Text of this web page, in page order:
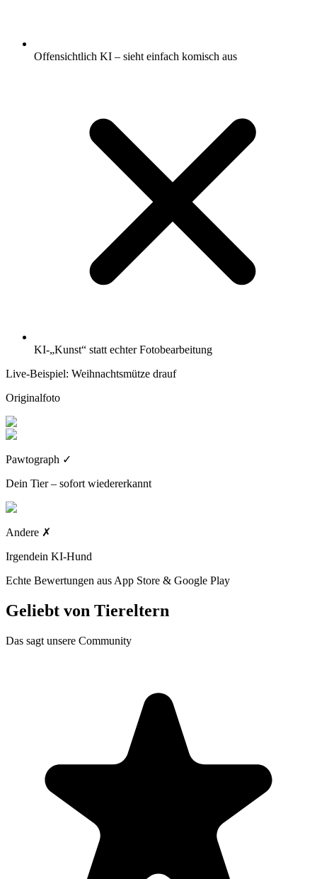
Offensichtlich KI – sieht einfach komisch aus
KI-„Kunst“ statt echter Fotobearbeitung
Live-Beispiel: Weihnachtsmütze drauf
Originalfoto
Pawtograph ✓
Dein Tier – sofort wiedererkannt
Andere ✗
Irgendein KI-Hund
Echte Bewertungen aus App Store & Google Play
Geliebt von Tiereltern
Das sagt unsere Community